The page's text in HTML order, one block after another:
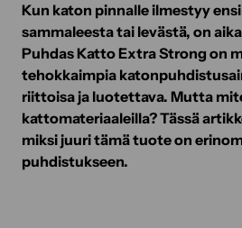
Kun katon pinnalle ilmestyy
sammaleesta tai levästä, on
Puhdas Katto Extra Strong on
tehokkaimpia
riittoisa ja luotettava. Mutta
kattomateriaaleilla? Tässä
miksi juuri tämä tuote on
puhdistukseen.